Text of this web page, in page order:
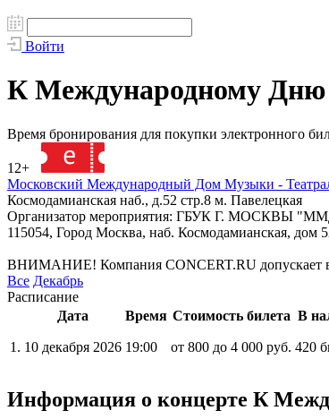
Войти
К Международному Дню
Время бронирования для покупки электронного
12+
Московский Международный Дом Музыки -
Космодамианская наб., д.52 стр.8 м. Павелецкая
Организатор мероприятия: ГБУК Г. МОСКВЫ
115054, Город Москва, наб. Космодамианская, дом
ВНИМАНИЕ! Компания CONCERT.RU допускает
Все Декабрь
Расписание
Дата
Время Стоимость билета В
1. 10 декабря 2026 19:00 от 800 до 4 000 руб. 420
Информация о концерте К